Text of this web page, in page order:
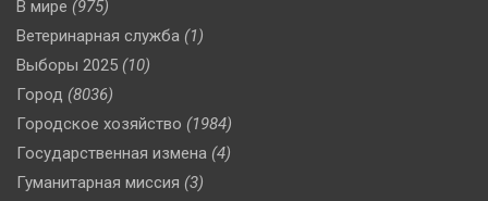
В мире (975)
Ветеринарная служба (1)
Выборы 2025 (10)
Город (8036)
Городское хозяйство (1984)
Государственная измена (4)
Гуманитарная миссия (3)